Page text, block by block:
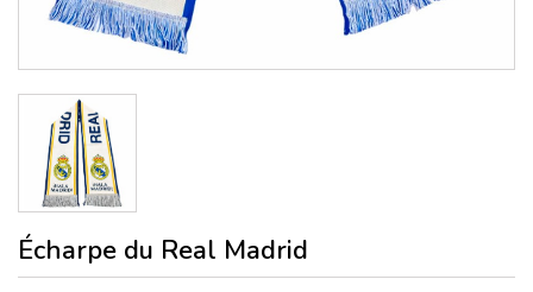
Écharpe du Real Madrid